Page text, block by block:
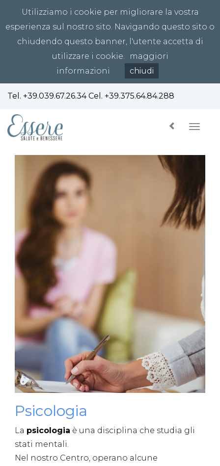
Utilizziamo i cookie per migliorare la vostra
esperienza sul nostro sito. Navigando questo sito o
chiudendo questo banner, l'utente accetta di
utilizzare i cookie.
maggiori
informazioni
chiudi
Tel. +39.039.67.26.34Cel. +39.375.64.84.288
Psicologia
La psicologia è una disciplina che studia gli
stati mentali.
Nel nostro Centro, operano alcune